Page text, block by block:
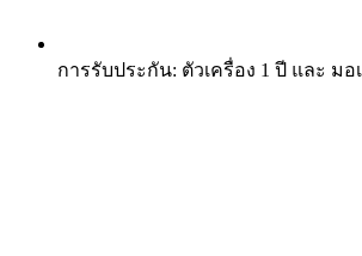
การรับประกัน: ตัวเครื่อง 1 ปี และ มอ